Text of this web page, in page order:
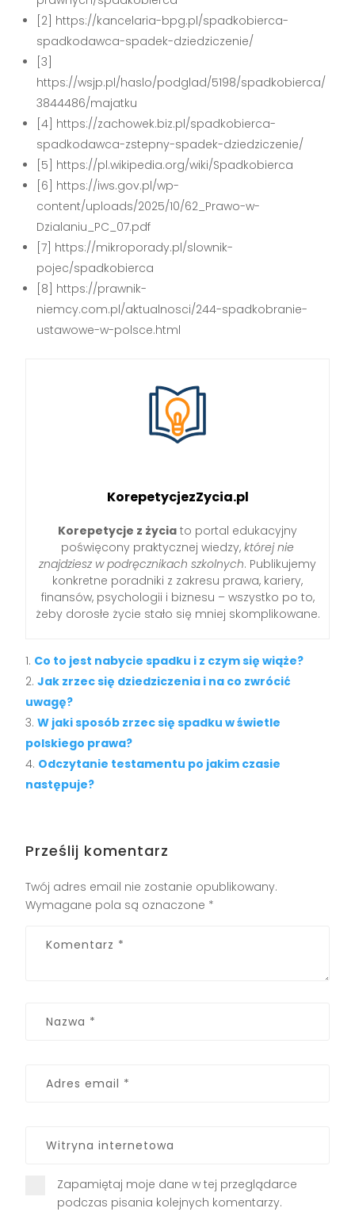
[2] https://kancelaria-bpg.pl/spadkobierca-
spadkodawca-spadek-dziedziczenie/
[3]
https://wsjp.pl/haslo/podglad/5198/spadkobierca/
3844486/majatku
[4] https://zachowek.biz.pl/spadkobierca-
spadkodawca-zstepny-spadek-dziedziczenie/
[5] https://pl.wikipedia.org/wiki/Spadkobierca
[6] https://iws.gov.pl/wp-
content/uploads/2025/10/62_Prawo-w-
Dzialaniu_PC_07.pdf
[7] https://mikroporady.pl/slownik-
pojec/spadkobierca
[8] https://prawnik-
niemcy.com.pl/aktualnosci/244-spadkobranie-
ustawowe-w-polsce.html
KorepetycjezZycia.pl
Korepetycje z życia to portal edukacyjny
poświęcony praktycznej wiedzy, której nie
znajdziesz w podręcznikach szkolnych. Publikujemy
konkretne poradniki z zakresu prawa, kariery,
finansów, psychologii i biznesu – wszystko po to,
żeby dorosłe życie stało się mniej skomplikowane.
Co to jest nabycie spadku i z czym się wiąże?
Jak zrzec się dziedziczenia i na co zwrócić
uwagę?
W jaki sposób zrzec się spadku w świetle
polskiego prawa?
Odczytanie testamentu po jakim czasie
następuje?
Prześlij komentarz
Twój adres email nie zostanie opublikowany.
Wymagane pola są oznaczone *
Zapamiętaj moje dane w tej przeglądarce
podczas pisania kolejnych komentarzy.